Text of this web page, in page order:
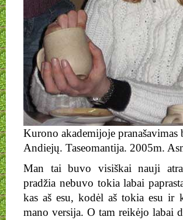
Kurono akademijoje pranašavimas
Andiejų. Taseomantija. 2005m.
Man tai buvo visiškai nauji
pradžia nebuvo tokia labai
kas aš esu, kodėl aš tokia esu ir
mano versija. O tam reikėjo labai